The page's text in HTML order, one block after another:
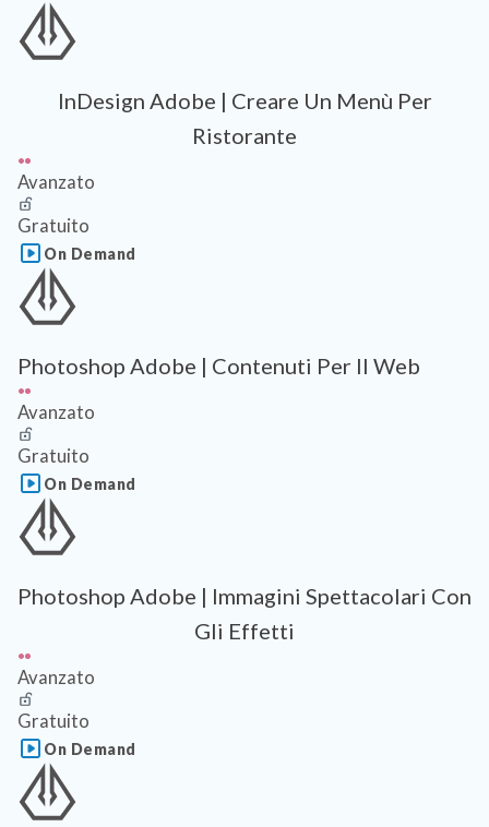
InDesign Adobe | Creare Un Menù Per
Ristorante
Avanzato
Gratuito
On Demand
Photoshop Adobe | Contenuti Per Il Web
Avanzato
Gratuito
On Demand
Photoshop Adobe | Immagini Spettacolari Con
Gli Effetti
Avanzato
Gratuito
On Demand